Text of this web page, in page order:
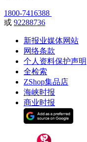
1800-7416388
或 92288736
新报业媒体网站
网络条款
个人资料保护声明
全检索
ZShop集品店
海峡时报
商业时报